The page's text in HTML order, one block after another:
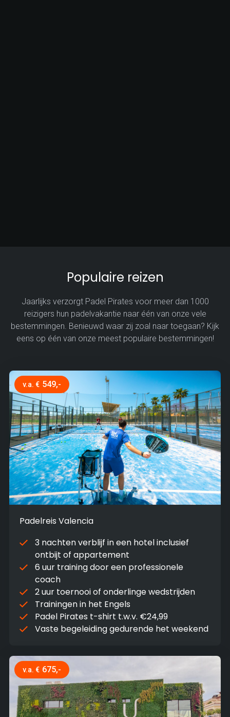
Populaire reizen
Jaarlijks verzorgt Padel Pirates voor meer dan 1000
reizigers hun padelvakantie naar één van onze vele
bestemmingen. Benieuwd waar zij zoal naar toegaan? Kijk
eens op één van onze meest populaire bestemmingen!
v.a. € 549,-
Padelreis Valencia
3 nachten verblijf in een hotel inclusief
ontbijt of appartement
6 uur training door een professionele
coach
2 uur toernooi of onderlinge wedstrijden
Trainingen in het Engels
Padel Pirates t-shirt t.w.v. €24,99
Vaste begeleiding gedurende het weekend
v.a. € 675,-